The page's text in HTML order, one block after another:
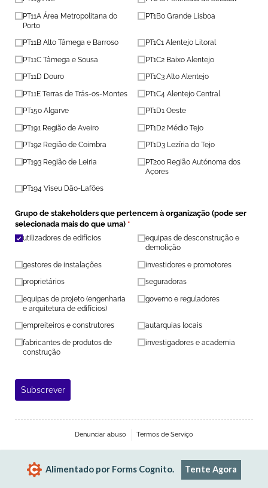
PT11A Área Metropolitana do
Porto
PT11B Alto Tâmega e Barroso
PT11C Tâmega e Sousa
PT11D Douro
PT11E Terras de Trás-os-Montes
PT150 Algarve
PT191 Região de Aveiro
PT192 Região de Coimbra
PT193 Região de Leiria
PT194 Viseu Dão-Lafões
PT1B0 Grande Lisboa
PT1C1 Alentejo Litoral
PT1C2 Baixo Alentejo
PT1C3 Alto Alentejo
PT1C4 Alentejo Central
PT1D1 Oeste
PT1D2 Médio Tejo
PT1D3 Lezíria do Tejo
PT200 Região Autónoma dos
Açores
Grupo de stakeholders que pertencem à organização (pode ser
selecionada mais do que uma) *(obrigatório)
utilizadores de edifícios
gestores de instalações
proprietários
equipas de projeto (engenharia
e arquitetura de edifícios)
empreiteiros e construtores
fabricantes de produtos de
construção
equipas de desconstrução e
demolição
investidores e promotores
seguradoras
governo e reguladores
autarquias locais
investigadores e academia
Subscrever
Denunciar abuso Termos de Serviço
Alimentado por Forms Cognito. Tente Agora